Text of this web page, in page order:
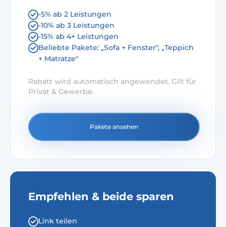
-5% ab 2 Leistungen
-10% ab 3 Leistungen
-15% ab 4+ Leistungen
Beliebte Pakete: „Sofa + Fenster", „Teppich
+ Matratze"
Rabatt wird automatisch angewendet. Gilt für
Privat & Gewerbe.
Pakete ansehen
Empfehlen & beide sparen
Link teilen